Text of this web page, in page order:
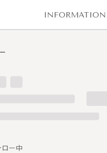
INFORMATION
ロー中